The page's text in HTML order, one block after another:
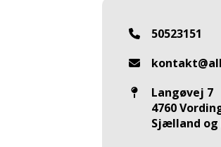
50523151
Langøvej 7
4760
Sjælland og